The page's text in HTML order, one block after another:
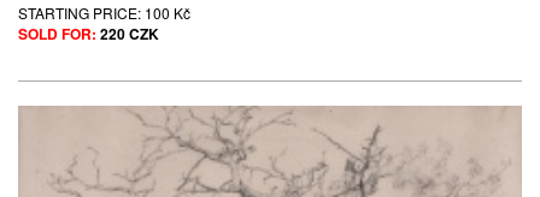
STARTING PRICE: 100 Kč
SOLD FOR: 220 CZK